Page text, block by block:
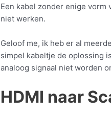
Een kabel zonder enige
niet werken.
Geloof me, ik heb er al
simpel kabeltje de oplossing
analoog signaal niet worden
HDMI naar